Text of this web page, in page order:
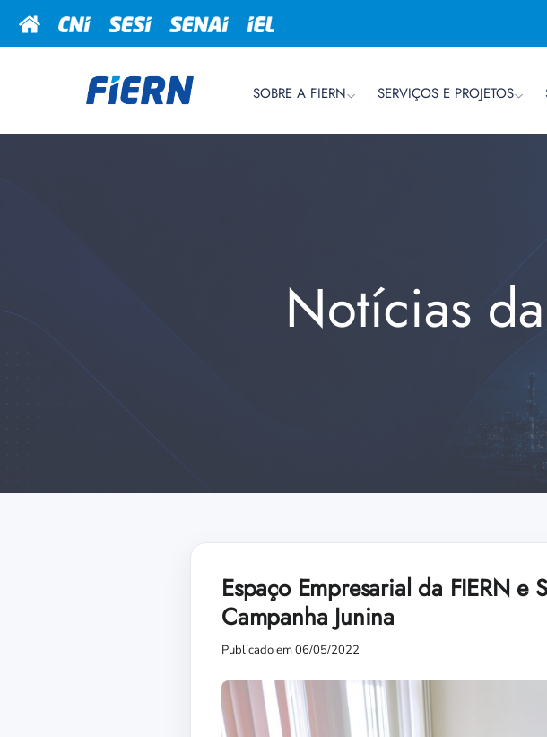
SOBRE A FIERN SERVIÇOS E PROJETOS
Notícias
Espaço Empresarial da FIERN
Campanha Junina
Publicado em 06/05/2022